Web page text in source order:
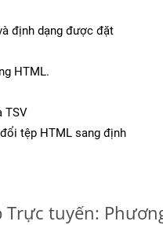
định dạng được đặt
HTML.
TSV
tệp HTML sang định
Trực tuyến: